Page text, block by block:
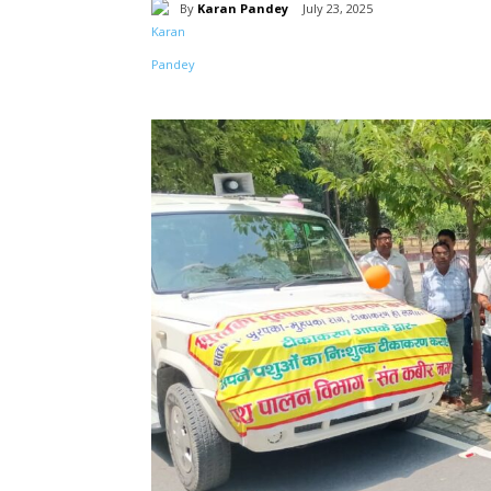
By Karan Pandey July 23, 2025